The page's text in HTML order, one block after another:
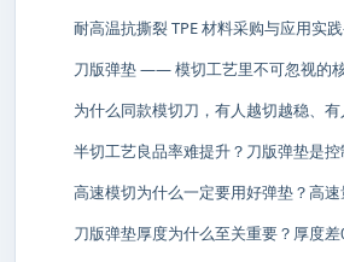
耐高温抗撕裂 TPE 材料采购与应用
刀版弹垫 —— 模切工艺里不可忽视的
为什么同款模切刀，有人越切越稳、有
半切工艺良品率难提升？刀版弹垫是控
高速模切为什么一定要用好弹垫？高
刀版弹垫厚度为什么至关重要？厚度差